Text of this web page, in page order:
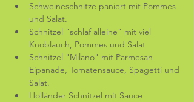
Schweineschnitze paniert mit Pommes
und Salat.
Schnitzel "schlaf alleine" mit viel
Knoblauch, Pommes und Salat
Schnitzel "Milano" mit Parmesan-
Eipanade, Tomatensauce, Spagetti und
Salat.
Holländer Schnitzel mit Sauce